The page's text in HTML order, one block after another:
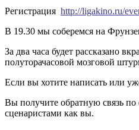
Регистрация http://ligakino.ru/
В 19.30 мы соберемся на
За два часа будет рассказано
полуторачасовой мозговой
Если вы хотите написать или
Вы получите обратную связь по
сценаристами как вы.